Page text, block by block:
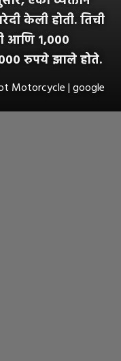
केली होती. तिची
आणि १,०००
रुपये झाले होते.
Motorcycle | google